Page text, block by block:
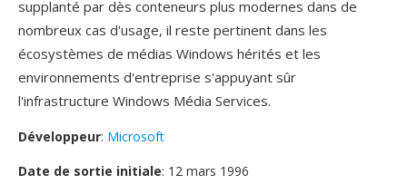
supplanté par dès conteneurs plus modernes dans de
nombreux cas d'usage, il reste pertinent dans les
écosystèmes de médias Windows hérités et les
environnements d'entreprise s'appuyant sûr
l'infrastructure Windows Média Services.
Développeur: Microsoft
Date de sortie initiale: 12 mars 1996